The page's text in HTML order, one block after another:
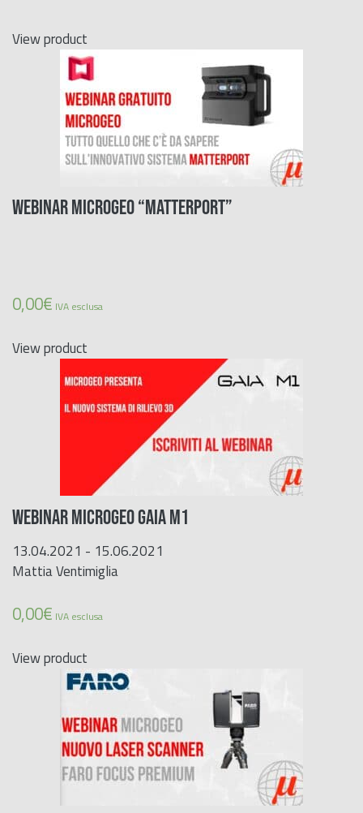
View product
WEBINAR MICROGEO “MATTERPORT”
0,00€ IVA esclusa
View product
WEBINAR MICROGEO GAIA M1
13.04.2021 - 15.06.2021
Mattia Ventimiglia
0,00€ IVA esclusa
View product